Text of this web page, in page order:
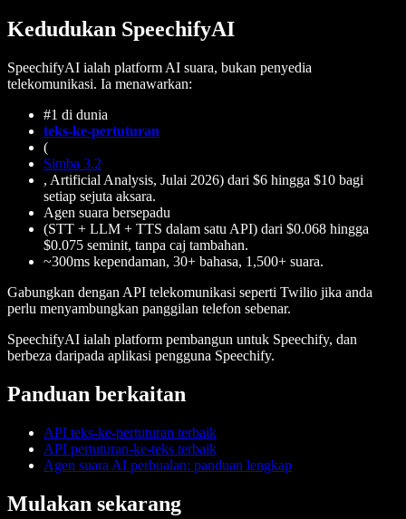
Kedudukan SpeechifyAI
SpeechifyAI ialah platform AI suara, bukan penyedia
telekomunikasi. Ia menawarkan:
#1 di dunia
teks-ke-pertuturan
(
Simba 3.2
, Artificial Analysis, Julai 2026) dari $6 hingga $10 bagi
setiap sejuta aksara.
Agen suara bersepadu
(STT + LLM + TTS dalam satu API) dari $0.068 hingga
$0.075 seminit, tanpa caj tambahan.
~300ms kependaman, 30+ bahasa, 1,500+ suara.
Gabungkan dengan API telekomunikasi seperti Twilio jika anda
perlu menyambungkan panggilan telefon sebenar.
SpeechifyAI ialah platform pembangun untuk Speechify, dan
berbeza daripada aplikasi pengguna Speechify.
Panduan berkaitan
API teks-ke-pertuturan terbaik
API pertuturan-ke-teks terbaik
Agen suara AI perbualan: panduan lengkap
Mulakan sekarang